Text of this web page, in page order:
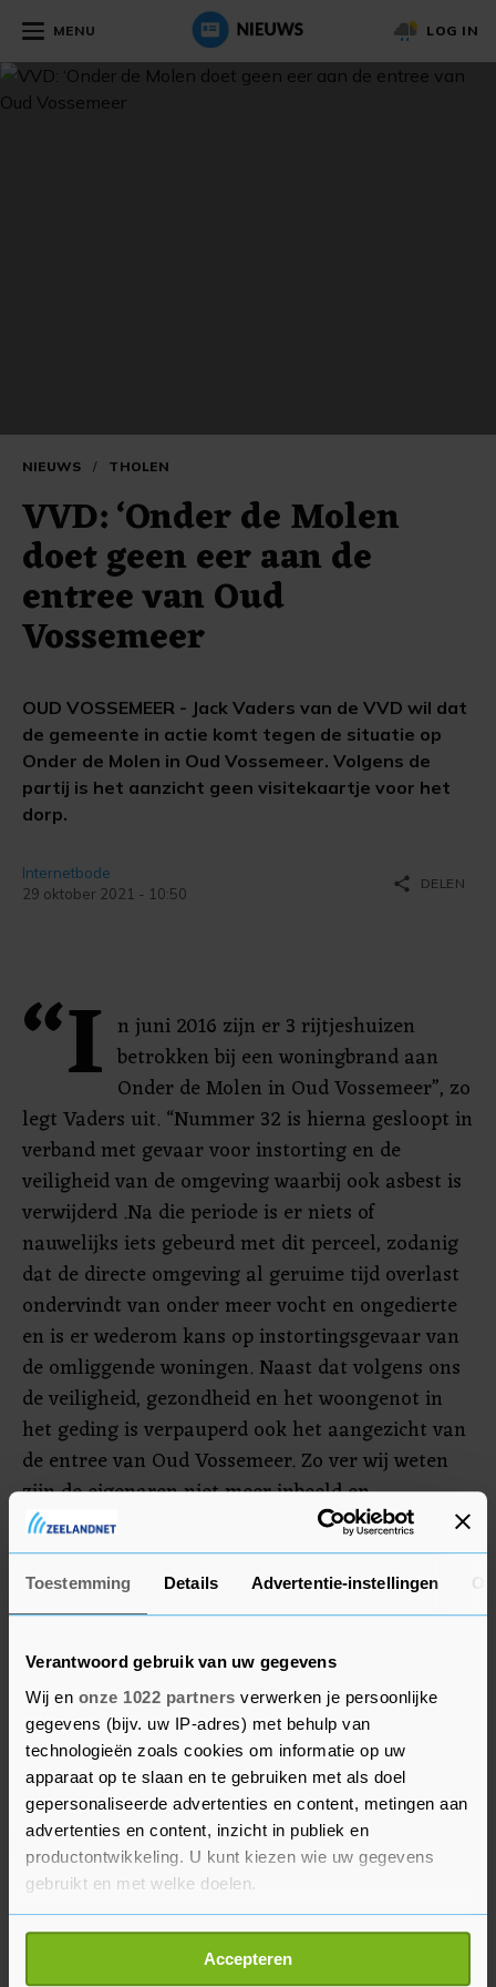
Toestemming Details Advertentie-instellingen
Verantwoord gebruik van uw gegevens
Wij en onze 1022 partners verwerken je persoonlijke
gegevens (bijv. uw IP-adres) met behulp van
technologieën zoals cookies om informatie op uw
apparaat op te slaan en te gebruiken met als doel
gepersonaliseerde advertenties en content, metingen aan
advertenties en content, inzicht in publiek en
productontwikkeling. U kunt kiezen wie uw gegevens
gebruikt en met welke doelen.
Als u het toestaat, willen we ook graag:
Informatie verzamelen over uw geografische
Accepteren
MENU LOG IN
NIEUWS / THOLEN
VVD: ‘Onder de Molen
doet geen eer aan de
entree van Oud
Vossemeer
OUD VOSSEMEER - Jack Vaders van de VVD wil dat
de gemeente in actie komt tegen de situatie op
Onder de Molen in Oud Vossemeer. Volgens de
partij is het aanzicht geen visitekaartje voor het
dorp.
Internetbode
29 oktober 2021 - 10:50
share DELEN
“I n juni 2016 zijn er 3 rijtjeshuizen
betrokken bij een woningbrand aan
Onder de Molen in Oud Vossemeer”, zo
legt Vaders uit. “Nummer 32 is hierna gesloopt in
verband met gevaar voor instorting en de
veiligheid van de omgeving waarbij ook asbest is
verwijderd .Na die periode is er niets of
nauwelijks iets gebeurd met dit perceel, zodanig
dat de directe omgeving al geruime tijd overlast
ondervindt van onder meer vocht en ongedierte
en is er wederom kans op instortingsgevaar van
de omliggende woningen. Naast dat volgens ons
de veiligheid, gezondheid en het woongenot in
het geding is verpauperd ook het aangezicht van
de entree van Oud Vossemeer. Zo ver wij weten
zijn de eigenaren niet meer inbeeld en
momenteel niet meer te traceren.” Om die reden
wil de VVD dat de gemeente in actie komt.